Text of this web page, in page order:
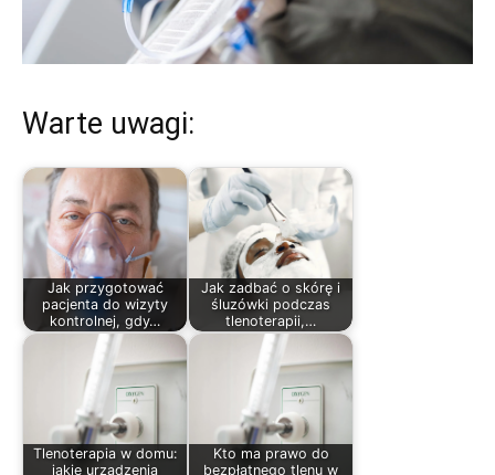
Warte uwagi:
Jak przygotować
pacjenta do wizyty
kontrolnej, gdy…
Jak zadbać o skórę i
śluzówki podczas
tlenoterapii,…
Tlenoterapia w domu:
jakie urządzenia
Kto ma prawo do
bezpłatnego tlenu w